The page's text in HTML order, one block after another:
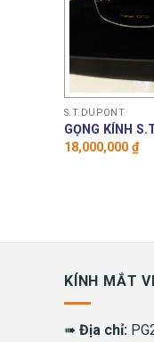
S.T.DUPONT
GỌNG KÍNH
18,000,000 ₫
KÍNH MẮT
➠ Địa chỉ: